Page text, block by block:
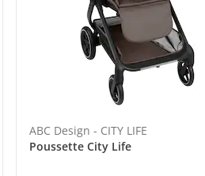
ABC Design - CITY LIFE
Poussette City Life